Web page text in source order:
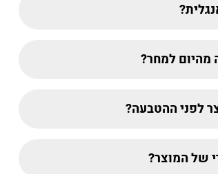
למחר?
לפני ההטבעה?
של המוצר?